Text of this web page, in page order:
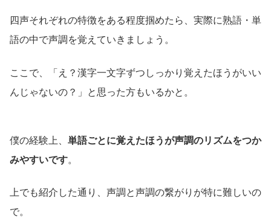
四声それぞれの特徴をある程度掴めたら、実際に熟語・単
語の中で声調を覚えていきましょう。
ここで、「え？漢字一文字ずつしっかり覚えたほうがいい
んじゃないの？」と思った方もいるかと。
僕の経験上、 単語ごとに覚えたほうが声調のリズムをつか
みやすいです。
上でも紹介した通り、声調と声調の繋がりが特に難しいの
で。